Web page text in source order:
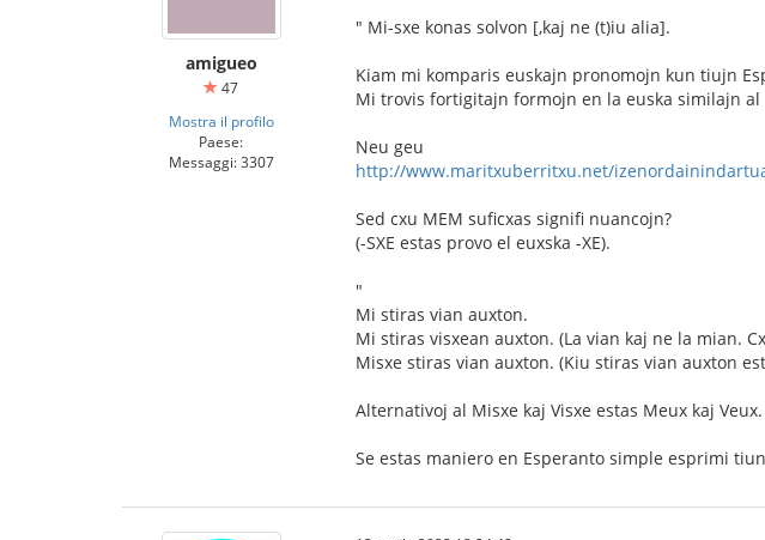
amigueo
47
Mostra il profilo
Paese:
Messaggi: 3307
" Mi-sxe konas solvon [,kaj ne (t)iu alia].
Kiam mi komparis euskajn pronomojn kun tiujn
Mi trovis fortigitajn formojn en la euska similajn al
Neu geu
http://www.maritxuberritxu.net/
Sed cxu MEM suficxas signifi nuancojn?
(-SXE estas provo el euxska -XE).
"
Mi stiras vian auxton.
Mi stiras visxean auxton. (La vian kaj ne la mian.
Misxe stiras vian auxton. (Kiu stiras vian auxton
Alternativoj al Misxe kaj Visxe estas Meux kaj
Se estas maniero en Esperanto simple esprimi